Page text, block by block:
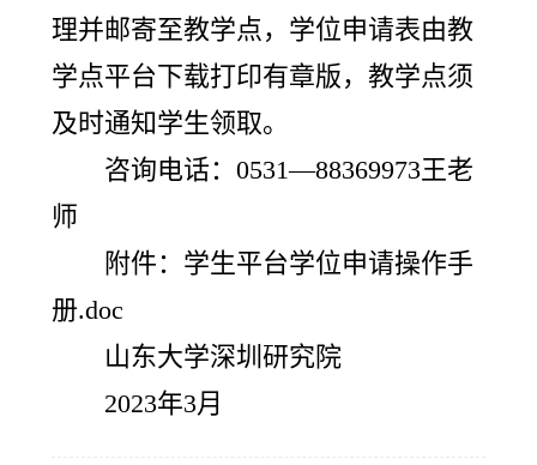
理并邮寄至教学点，学位申请表由教
学点平台下载打印有章版，教学点须
及时通知学生领取。
咨询电话：0531—88369973王老
师
附件：学生平台学位申请操作手
册.doc
山东大学深圳研究院
2023年3月